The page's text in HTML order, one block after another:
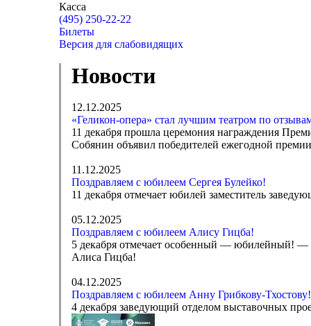
Касса
(495) 250-22-22
Билеты
Версия для слабовидящих
Новости
12.12.2025
«Геликон-опера» стал лучшим театром по
11 декабря прошла церемония награждения
Собянин объявил победителей ежегодной
11.12.2025
Поздравляем с юбилеем Сергея Булейко!
11 декабря отмечает юбилей заместитель
05.12.2025
Поздравляем с юбилеем Алису Гицба!
5 декабря отмечает особенный — юбилейный! —
Алиса Гицба!
04.12.2025
Поздравляем с юбилеем Анну Грибкову-Тхостову!
4 декабря заведующий отделом выставочных